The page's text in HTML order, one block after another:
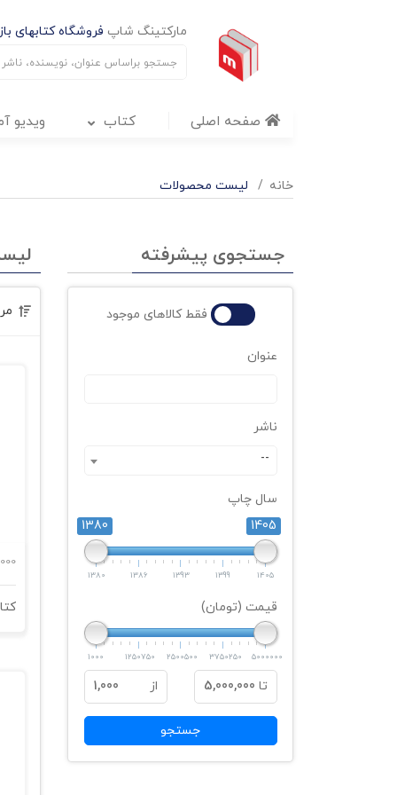
مارکتینگ شاپ فروشگاه کتابهای
صفحه اصلی کتاب ویدیو
خانه لیست محصولات
جستجوی پیشرفته
فقط کالاهای موجود
عنوان
ناشر
--
سال چاپ
1380
1405
1380 1386 1393 1399 1405
قیمت (تومان)
1000 1250750 2500500 3750250 5000000
تا 5,000,000 از 1,000
جستجو